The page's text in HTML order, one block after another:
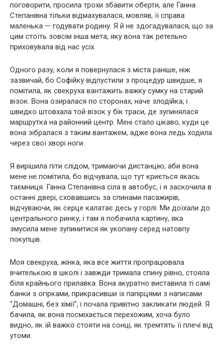
поговорити, просила трохи збавити оберти, але Ганна
Степанівна тільки відмахувалася, мовляв, її справа
маленька — годувати родину. Я й не здогадувалася, що за
цим стоїть зовсім інша мета, яку вона так ретельно
приховувала від нас усіх.
Одного разу, коли я повернулася з міста раніше, ніж
зазвичай, бо Софійку відпустили з процедур швидше, я
помітила, як свекруха вантажить важку сумку на старий
візок. Вона озиралася по сторонах, наче злодійка, і
швидко штовхала той візок у бік траси, де зупинялася
маршрутка на районний центр. Мені стало цікаво, куди це
вона зібралася з таким вантажем, адже вона ледь ходила
через свої хворі ноги.
Я вирішила піти слідом, тримаючи дистанцію, аби вона
мене не помітила, бо відчувала, що тут криється якась
таємниця. Ганна Степанівна сіла в автобус, і я заскочила в
останні двері, сховавшись за спинами пасажирів,
відчуваючи, як серце калатає десь у горлі. Ми доїхали до
центрального ринку, і там я побачила картину, яка
змусила мене зупинитися як укопану серед натовпу
покупців.
Моя свекруха, жінка, яка все життя пропрацювала
вчителькою в школі і завжди тримала спину рівно, стояла
біля крайнього прилавка. Вона акуратно виставила ті самі
банки з огірками, прикрасивши їх папірцями з написами
“Домашні, без хімії”, і почала привітно закликати людей. Я
бачила, як вона посміхається перехожим, хоча було
видно, як їй важко стояти на сонці, як тремтять її плечі від
утоми.